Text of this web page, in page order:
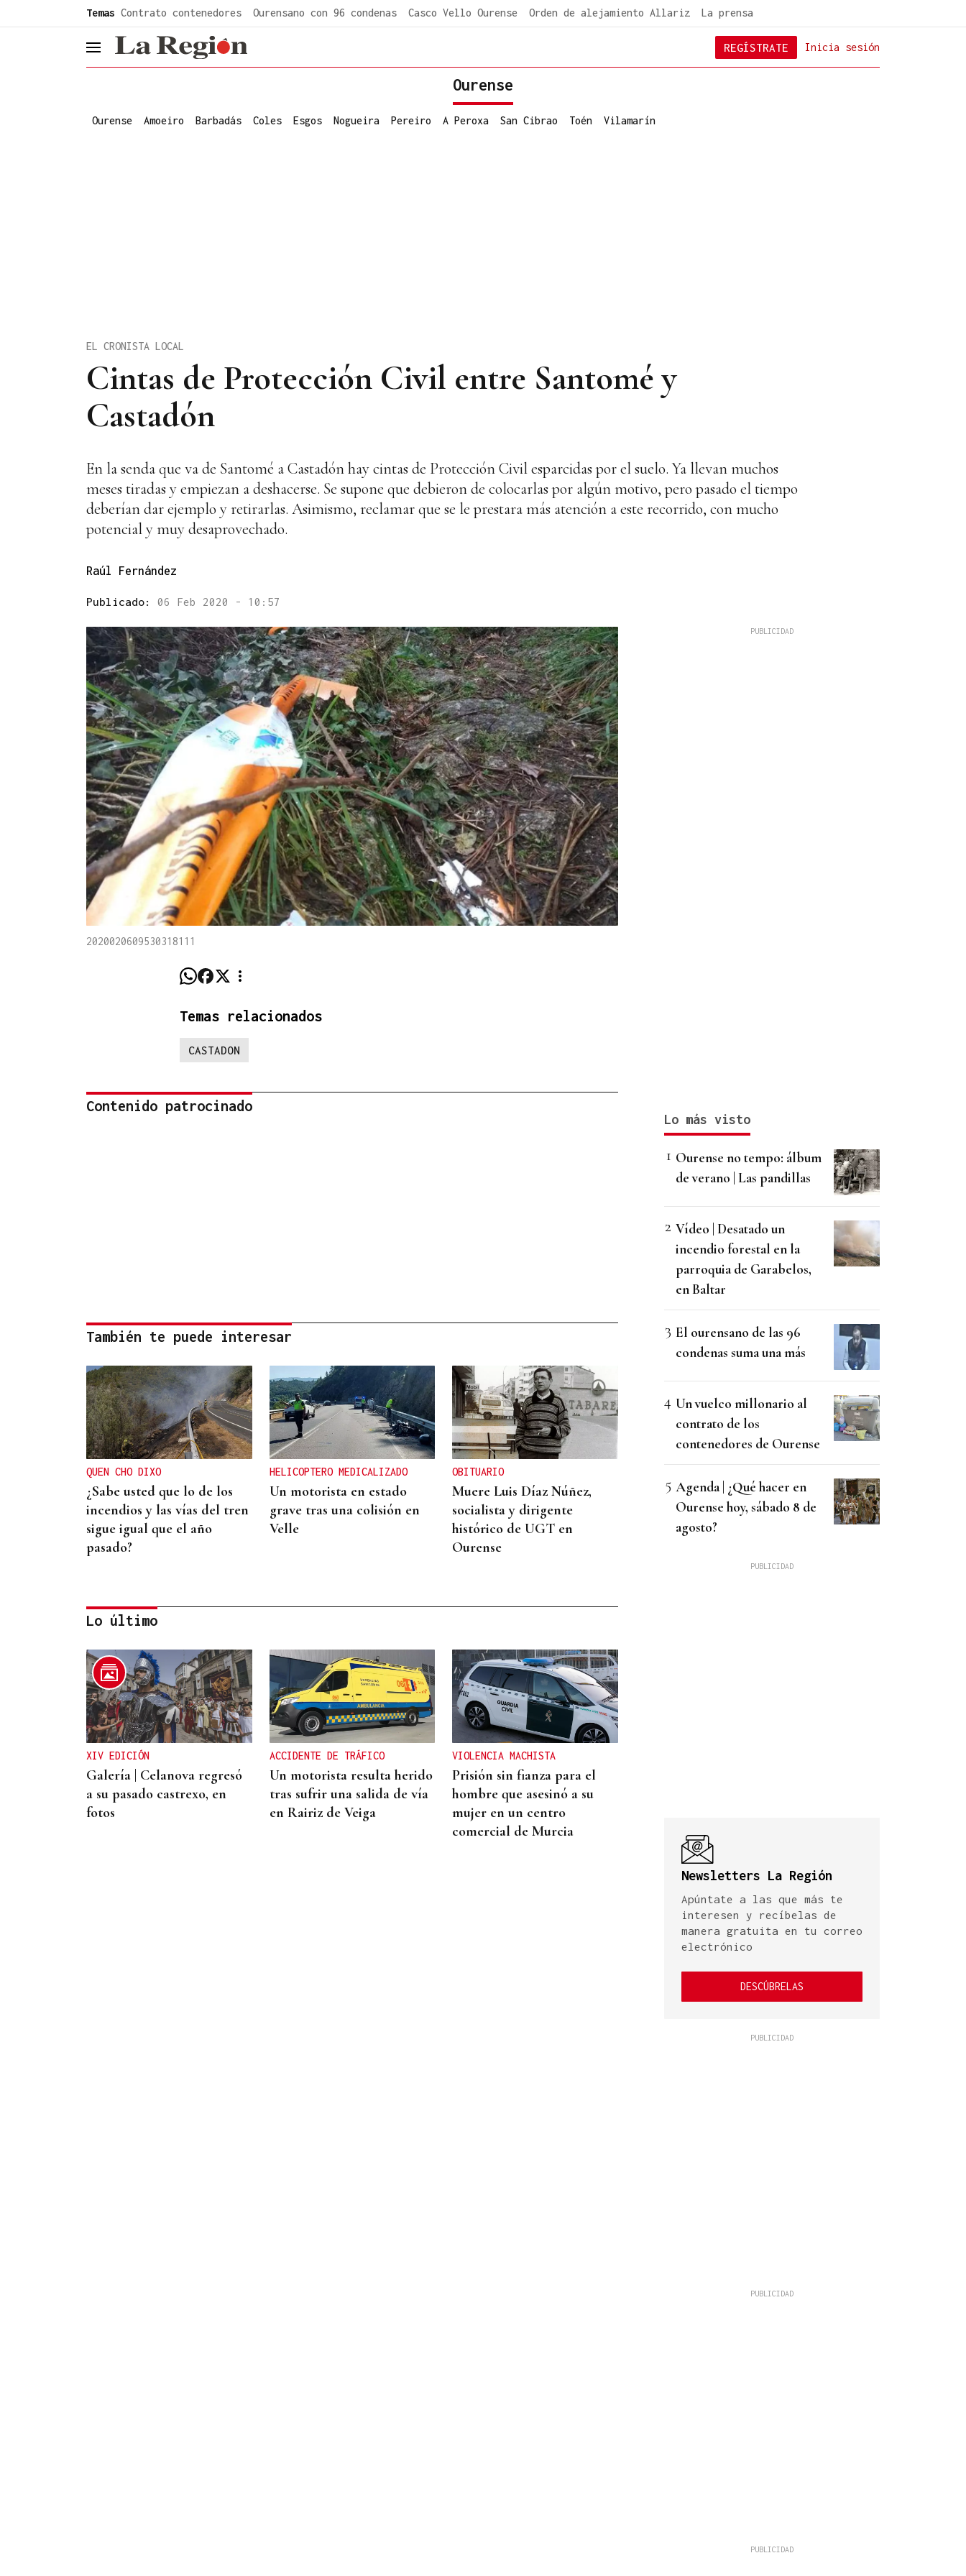
Temas Contrato contenedores Ourensano con 96 condenas Casco Vello Ourense Orden de alejamiento Allariz La prensa
header.menu.open Inicia sesión
REGÍSTRATE
Ourense
Ourense Amoeiro Barbadás Coles Esgos Nogueira Pereiro A Peroxa San Cibrao Toén Vilamarín
Cintas de Protección Civil entre Santomé y
Castadón
EL CRONISTA LOCAL
En la senda que va de Santomé a Castadón hay cintas de Protección Civil esparcidas por el suelo. Ya llevan muchos
meses tiradas y empiezan a deshacerse. Se supone que debieron de colocarlas por algún motivo, pero pasado el tiempo
deberían dar ejemplo y retirarlas. Asimismo, reclamar que se le prestara más atención a este recorrido, con mucho
potencial y muy desaprovechado.
Raúl Fernández
Publicado: 06 Feb 2020 - 10:57
2020020609530318111
Temas relacionados
CASTADON
Contenido patrocinado
También te puede interesar
QUEN CHO DIXO
¿Sabe usted que lo de los
incendios y las vías del tren
sigue igual que el año
pasado?
HELICOPTERO MEDICALIZADO
Un motorista en estado
grave tras una colisión en
Velle
OBITUARIO
Muere Luis Díaz Núñez,
socialista y dirigente
histórico de UGT en
Ourense
CANEDO
Un herido en la colisión
entre dos coches en la
entrada a las termas de
Outariz
Lo último
XIV EDICIÓN
Galería | Celanova regresó
a su pasado castrexo, en
fotos
ACCIDENTE DE TRÁFICO
Un motorista resulta herido
tras sufrir una salida de vía
en Rairiz de Veiga
VIOLENCIA MACHISTA
Prisión sin fianza para el
hombre que asesinó a su
mujer en un centro
comercial de Murcia
Lo más visto
Ourense no tempo: álbum
de verano | Las pandillas
Vídeo | Desatado un
incendio forestal en la
parroquia de Garabelos,
en Baltar
El ourensano de las 96
condenas suma una más
Un vuelco millonario al
contrato de los
contenedores de Ourense
Agenda | ¿Qué hacer en
Ourense hoy, sábado 8 de
agosto?
Newsletters La Región
Apúntate a las que más te
interesen y recíbelas de
manera gratuita en tu correo
electrónico
DESCÚBRELAS